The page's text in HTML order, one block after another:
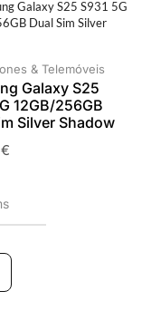
& Telemóveis
Galaxy S25
12GB/256GB
Silver Shadow
€